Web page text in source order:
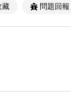
藏 問題回報